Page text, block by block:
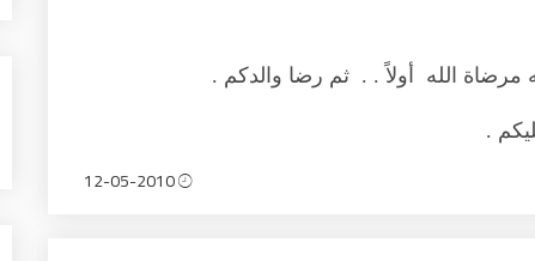
الله أولاً . . ثم رضا والدكم .
.